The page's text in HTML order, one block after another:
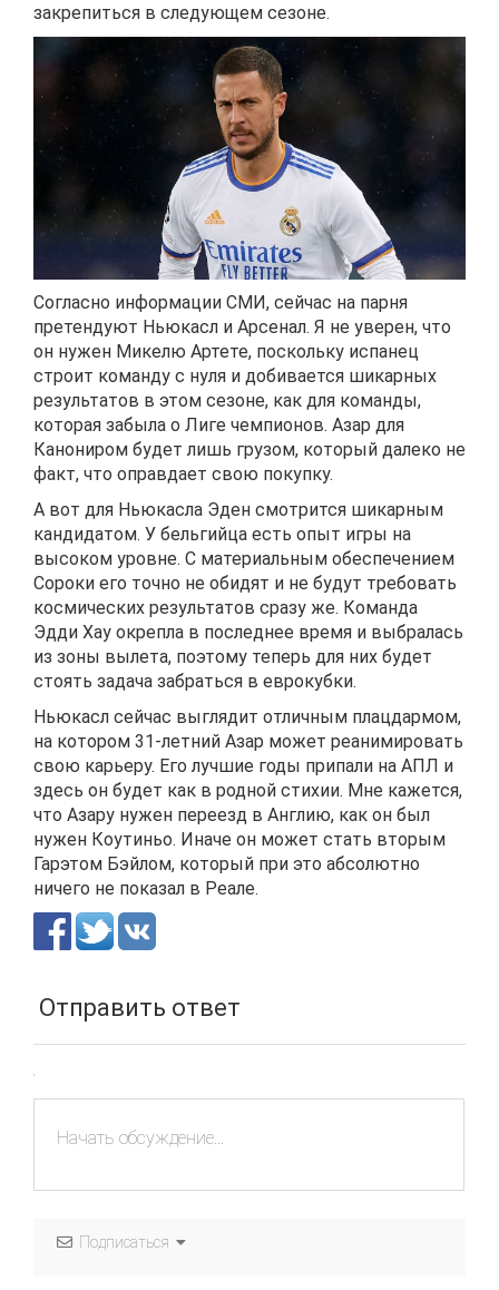
закрепиться в следующем сезоне.
Согласно информации СМИ, сейчас на парня
претендуют Ньюкасл и Арсенал. Я не уверен, что
он нужен Микелю Артете, поскольку испанец
строит команду с нуля и добивается шикарных
результатов в этом сезоне, как для команды,
которая забыла о Лиге чемпионов. Азар для
Канониром будет лишь грузом, который далеко не
факт, что оправдает свою покупку.
А вот для Ньюкасла Эден смотрится шикарным
кандидатом. У бельгийца есть опыт игры на
высоком уровне. С материальным обеспечением
Сороки его точно не обидят и не будут требовать
космических результатов сразу же. Команда
Эдди Хау окрепла в последнее время и выбралась
из зоны вылета, поэтому теперь для них будет
стоять задача забраться в еврокубки.
Ньюкасл сейчас выглядит отличным плацдармом,
на котором 31-летний Азар может реанимировать
свою карьеру. Его лучшие годы припали на АПЛ и
здесь он будет как в родной стихии. Мне кажется,
что Азару нужен переезд в Англию, как он был
нужен Коутиньо. Иначе он может стать вторым
Гарэтом Бэйлом, который при это абсолютно
ничего не показал в Реале.
Отправить ответ
Подписаться